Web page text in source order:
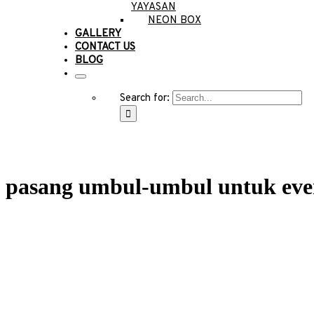
YAYASAN
NEON BOX
GALLERY
CONTACT US
BLOG
Search for:
pasang umbul-umbul untuk